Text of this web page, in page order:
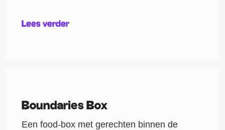
Lees verder
Boundaries Box
Een food-box met gerechten binnen de